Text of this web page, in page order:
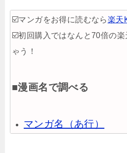
☑️マンガをお得に読むなら楽天
☑️初回購入ではなんと70倍の
ゃう！
■漫画名で調べる
マンガ名（あ行）